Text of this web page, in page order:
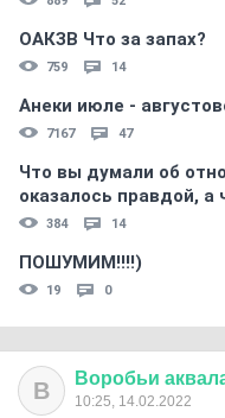
ОАКЗВ Что за запах?
759 14
Анеки июле -
7167 47
Что вы думали об
оказалось правдой, а
384 14
ПОШУМИМ!!!!)
19 0
В Воробьи
10:25, 14.02.2022